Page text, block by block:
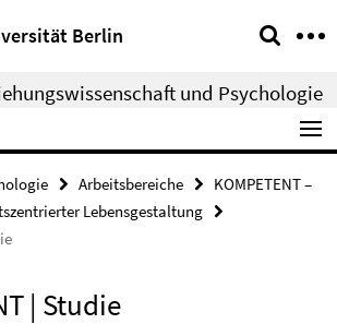
Berlin
und Psychologie
Arbeitsbereiche
KOMPETENT –
Lebensgestaltung
| Studie